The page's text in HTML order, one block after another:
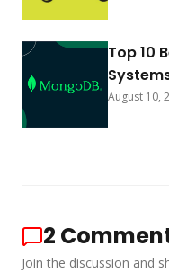
Top 10
August 10,
2
Join the discussion and